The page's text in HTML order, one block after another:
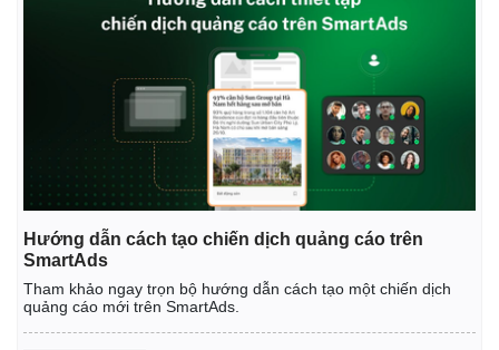
Hướng dẫn cách tạo chiến dịch quảng cáo trên
SmartAds
Tham khảo ngay trọn bộ hướng dẫn cách tạo một chiến dịch
quảng cáo mới trên SmartAds.